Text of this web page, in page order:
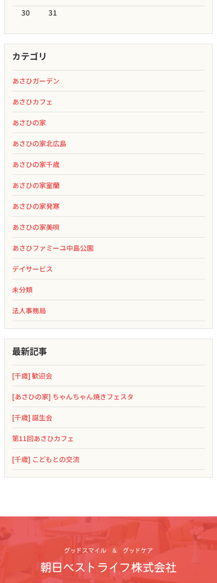
30
31
カテゴリ
あさひガーデン
あさひカフェ
あさひの家
あさひの家北広島
あさひの家千歳
あさひの家室蘭
あさひの家発寒
あさひの家美唄
あさひファミーユ中島公園
デイサービス
未分類
法人事務局
最新記事
[千歳] 歓迎会
[あさひの家] ちゃんちゃん焼きフェスタ
[千歳] 誕生会
第11回あさひカフェ
[千歳] こどもとの交流